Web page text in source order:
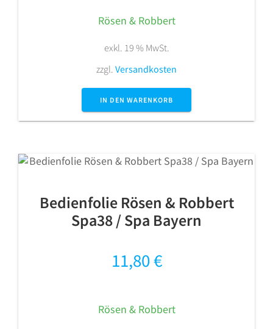
Rösen & Robbert
exkl. 19 % MwSt.
zzgl. Versandkosten
IN DEN WARENKORB
Bedienfolie Rösen & Robbert
Spa38 / Spa Bayern
11,80€
Rösen & Robbert